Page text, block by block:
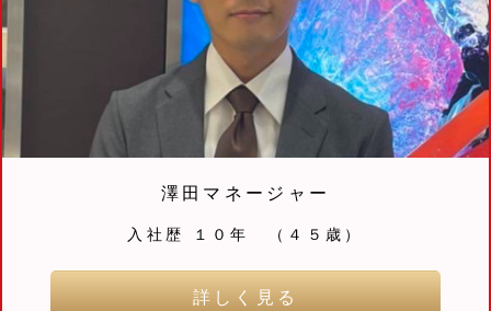
澤田マネージャー
入社歴 １０年 （４５歳）
詳しく見る